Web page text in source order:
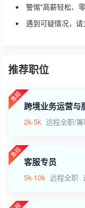
警惕"高薪轻松、
遇到可疑情况，
推荐职位
跨境业务运营与
2k-5k 远程全职/兼
客服专员
5k-10k 远程全职